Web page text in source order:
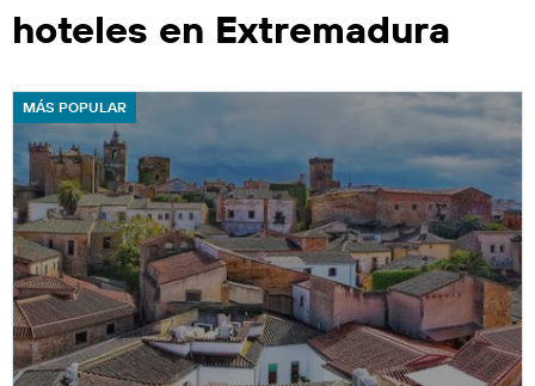
hoteles en Extremadura
MÁS POPULAR